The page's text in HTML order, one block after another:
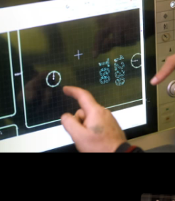
Corporate videos
Trailer & Σήματα εκπομπών
Cultural videos
video applications for
archeological sites &
Product presentations
Documentary